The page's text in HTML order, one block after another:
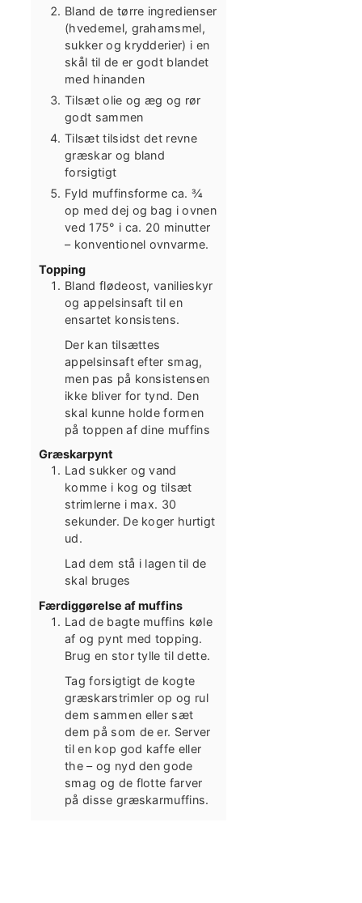
Bland de tørre ingredienser
(hvedemel, grahamsmel,
sukker og krydderier) i en
skål til de er godt blandet
med hinanden
Tilsæt olie og æg og rør
godt sammen
Tilsæt tilsidst det revne
græskar og bland
forsigtigt
Fyld muffinsforme ca. ¾
op med dej og bag i ovnen
ved 175° i ca. 20 minutter
– konventionel ovnvarme.
Topping
Bland flødeost, vanilieskyr
og appelsinsaft til en
ensartet konsistens.
Der kan tilsættes
appelsinsaft efter smag,
men pas på konsistensen
ikke bliver for tynd. Den
skal kunne holde formen
på toppen af dine muffins
Græskarpynt
Lad sukker og vand
komme i kog og tilsæt
strimlerne i max. 30
sekunder. De koger hurtigt
ud.
Lad dem stå i lagen til de
skal bruges
Færdiggørelse af muffins
Lad de bagte muffins køle
af og pynt med topping.
Brug en stor tylle til dette.
Tag forsigtigt de kogte
græskarstrimler op og rul
dem sammen eller sæt
dem på som de er. Server
til en kop god kaffe eller
the – og nyd den gode
smag og de flotte farver
på disse græskarmuffins.